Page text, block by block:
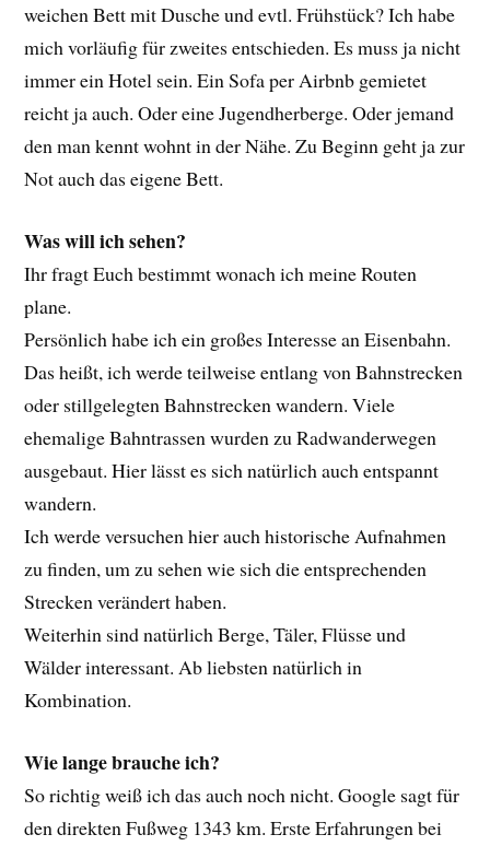
weichen Bett mit Dusche und evtl. Frühstück? Ich habe
mich vorläufig für zweites entschieden. Es muss ja nicht
immer ein Hotel sein. Ein Sofa per Airbnb gemietet
reicht ja auch. Oder eine Jugendherberge. Oder jemand
den man kennt wohnt in der Nähe. Zu Beginn geht ja zur
Not auch das eigene Bett.
Was will ich sehen?
Ihr fragt Euch bestimmt wonach ich meine Routen
plane.
Persönlich habe ich ein großes Interesse an Eisenbahn.
Das heißt, ich werde teilweise entlang von Bahnstrecken
oder stillgelegten Bahnstrecken wandern. Viele
ehemalige Bahntrassen wurden zu Radwanderwegen
ausgebaut. Hier lässt es sich natürlich auch entspannt
wandern.
Ich werde versuchen hier auch historische Aufnahmen
zu finden, um zu sehen wie sich die entsprechenden
Strecken verändert haben.
Weiterhin sind natürlich Berge, Täler, Flüsse und
Wälder interessant. Ab liebsten natürlich in
Kombination.
Wie lange brauche ich?
So richtig weiß ich das auch noch nicht. Google sagt für
den direkten Fußweg 1343 km. Erste Erfahrungen bei